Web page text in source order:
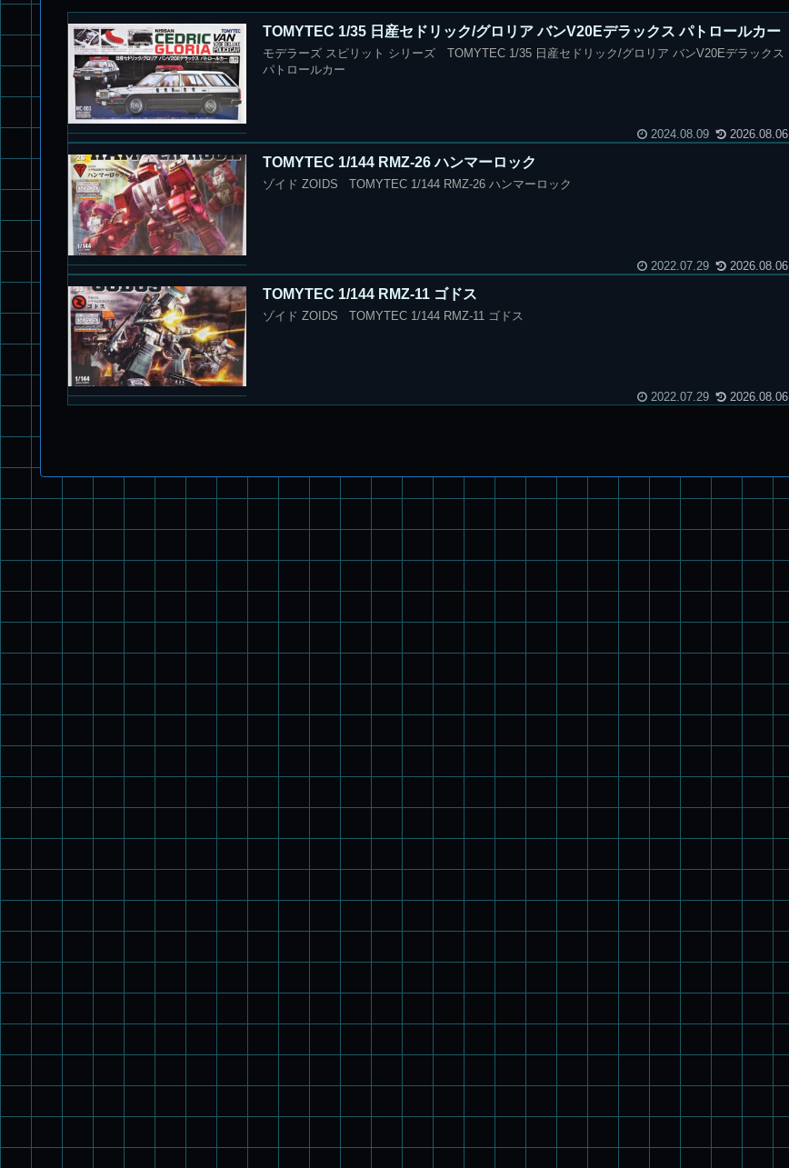
TOMYTEC 1/35 日産セドリック/グロリア バンV20Eデラックス パトロールカー
モデラーズ スピリット シリーズ TOMYTEC 1/35 日産セドリック/グロリア バンV20Eデラックス
パトロールカー
2024.08.09 2026.08.06
TOMYTEC 1/144 RMZ-26 ハンマーロック
ゾイド ZOIDS TOMYTEC 1/144 RMZ-26 ハンマーロック
2022.07.29 2026.08.06
TOMYTEC 1/144 RMZ-11 ゴドス
ゾイド ZOIDS TOMYTEC 1/144 RMZ-11 ゴドス
2022.07.29 2026.08.06